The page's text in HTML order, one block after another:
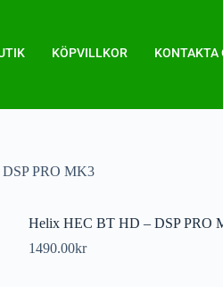
KÖPVILLKOR KONTAKTA
PRO MK3
Helix HEC BT HD – DSP PRO
1490.00kr